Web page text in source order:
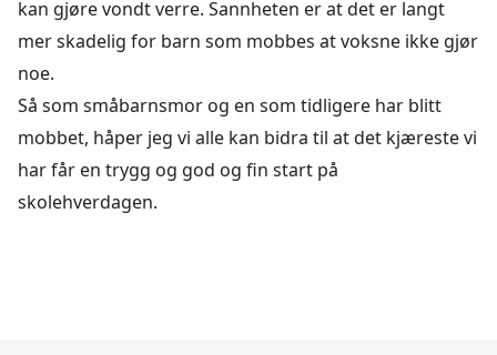
kan gjøre vondt verre. Sannheten er at det er langt
mer skadelig for barn som mobbes at voksne ikke gjør
noe.
Så som småbarnsmor og en som tidligere har blitt
mobbet, håper jeg vi alle kan bidra til at det kjæreste vi
har får en trygg og god og fin start på
skolehverdagen.